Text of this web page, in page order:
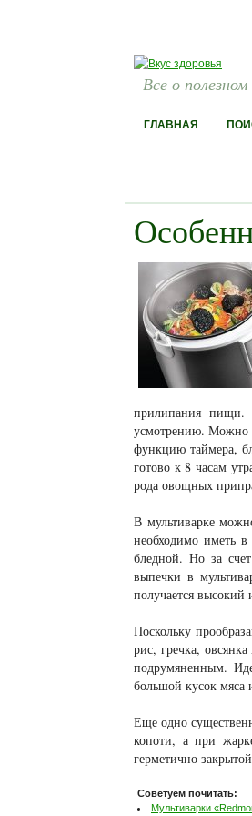
Все о
ГЛАВНАЯ
прилипания пищи.
усмотрению. Можно
функцию таймера,
готово к 8 часам
рода овощных
В мультиварке
необходимо иметь
бледной. Но за
выпечки в
получается
Поскольку
рис, гречка,
подрумяненным.
большой кусок мяса
Еще одно
копоти, а при
герметично
Советуем почитать:
Мультиварки